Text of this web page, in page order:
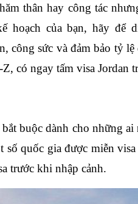
thân hay công tác
hoạch của bạn, hãy để
công sức và đảm bảo tỷ
có ngay tấm visa Jordan
buộc dành cho những
quốc gia được miễn
trước khi nhập cảnh.